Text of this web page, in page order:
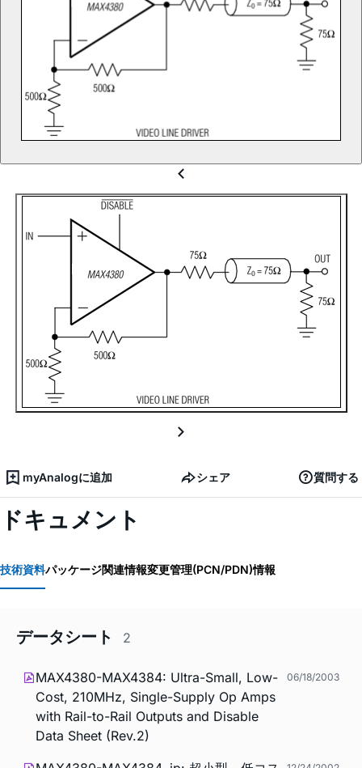
myAnalogに追加 シェア 質問する
ドキュメント
技術資料パッケージ関連情報変更管理(PCN/PDN)情報
データシート 2
MAX4380-MAX4384: Ultra-Small, Low-
Cost, 210MHz, Single-Supply Op Amps
with Rail-to-Rail Outputs and Disable
Data Sheet (Rev.2)
06/18/2003